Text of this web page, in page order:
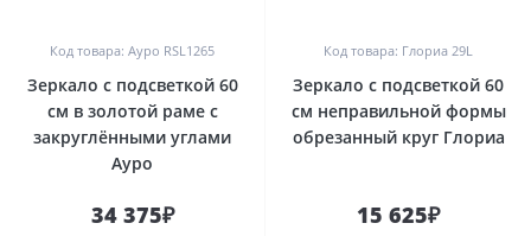
Код товара: Ауро RSL1265
Зеркало с подсветкой 60
см в золотой раме с
закруглёнными углами
Ауро
34 375₽
Код товара: Глориа 29L
Зеркало с подсветкой 60
см неправильной формы
обрезанный круг Глориа
15 625₽